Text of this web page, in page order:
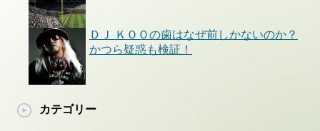
ＤＪ ＫＯＯの歯はなぜ前しかないのか？
かつら疑惑も検証！
カテゴリー